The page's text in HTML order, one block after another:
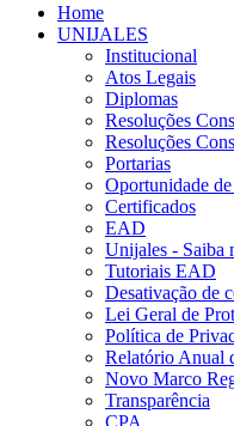
Home
UNIJALES
Institucional
Atos Legais
Diplomas
Resoluções
Resoluções
Portarias
Oportunidade
Certificados
EAD
Unijales - Saiba
Tutoriais EAD
Desativação de
Lei Geral de
Política de
Relatório Anual
Novo Marco
Transparência
CPA